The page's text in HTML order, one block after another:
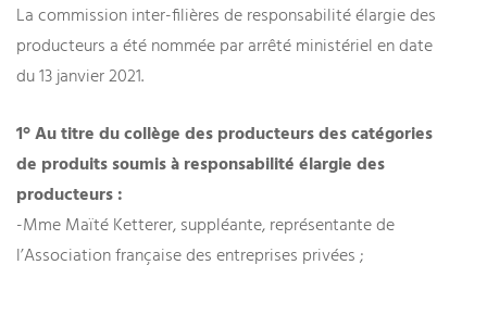
La commission inter-filières de responsabilité élargie des
producteurs a été nommée pararrêté ministérielen date
du 13 janvier 2021.
1° Au titre du collège des producteurs des catégories
de produits soumis à responsabilité élargie des
producteurs :
-Mme Maïté Ketterer, suppléante, représentante de
l’Association française des entreprises privées ;